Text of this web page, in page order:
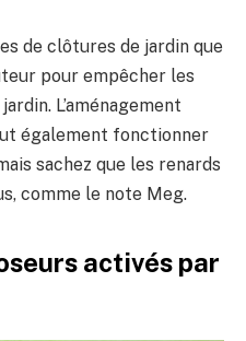
de clôtures de jardin que
pour empêcher les
L’aménagement
également fonctionner
sachez que les renards
comme le note Meg.
activés par